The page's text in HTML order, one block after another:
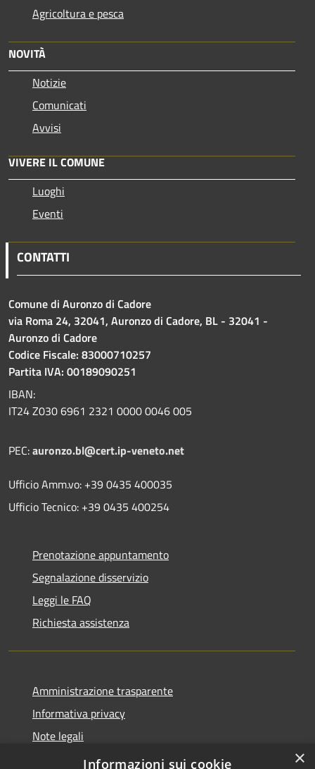
Agricoltura e pesca
NOVITÀ
Notizie
Comunicati
Avvisi
VIVERE IL COMUNE
Luoghi
Eventi
CONTATTI
Comune di Auronzo di Cadore
via Roma 24, 32041, Auronzo di Cadore, BL - 32041 -
Auronzo di Cadore
Codice Fiscale: 83000710257
Partita IVA: 00189090251
IBAN:
IT24 Z030 6961 2321 0000 0046 005
PEC:auronzo.bl@cert.ip-veneto.net
Ufficio Amm.vo: +39 0435 400035
Ufficio Tecnico: +39 0435 400254
Prenotazione appuntamento
Segnalazione disservizio
Leggi le FAQ
Richiesta assistenza
Amministrazione trasparente
Informativa privacy
Note legali
Dichiarazione di accessibilità
×
Informazioni sui cookie